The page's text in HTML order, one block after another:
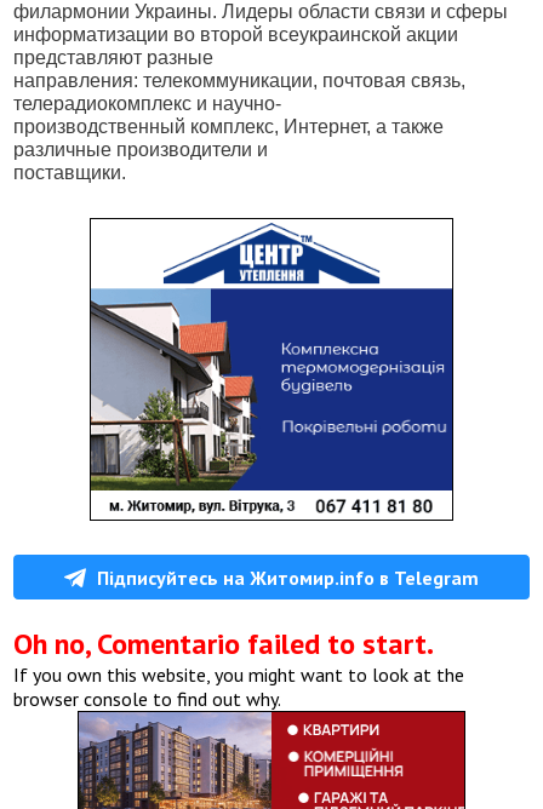
филармонии Украины. Лидеры области связи и сферы
информатизации во второй всеукраинской акции
представляют разные
направления: телекоммуникации, почтовая связь,
телерадиокомплекс и научно-
производственный комплекс, Интернет, а также
различные производители и
поставщики.
Підписуйтесь на Житомир.info в Telegram
Oh no, Comentario failed to start.
If you own this website, you might want to look at the
browser console to find out why.